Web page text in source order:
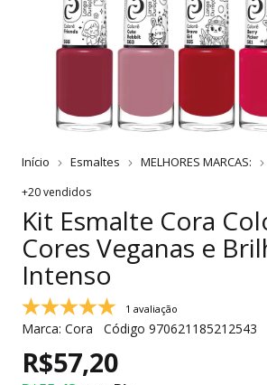
Início Esmaltes MELHORES MARCAS:
+20 vendidos
Kit Esmalte Cora
Cores Veganas e
Intenso
1 avaliação
Marca: Cora Código 970621185212543
R$57,20